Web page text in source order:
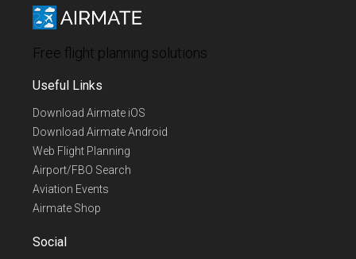
Free flight planning solutions
Useful Links
Download Airmate iOS
Download Airmate Android
Web Flight Planning
Airport/FBO Search
Aviation Events
Airmate Shop
Social